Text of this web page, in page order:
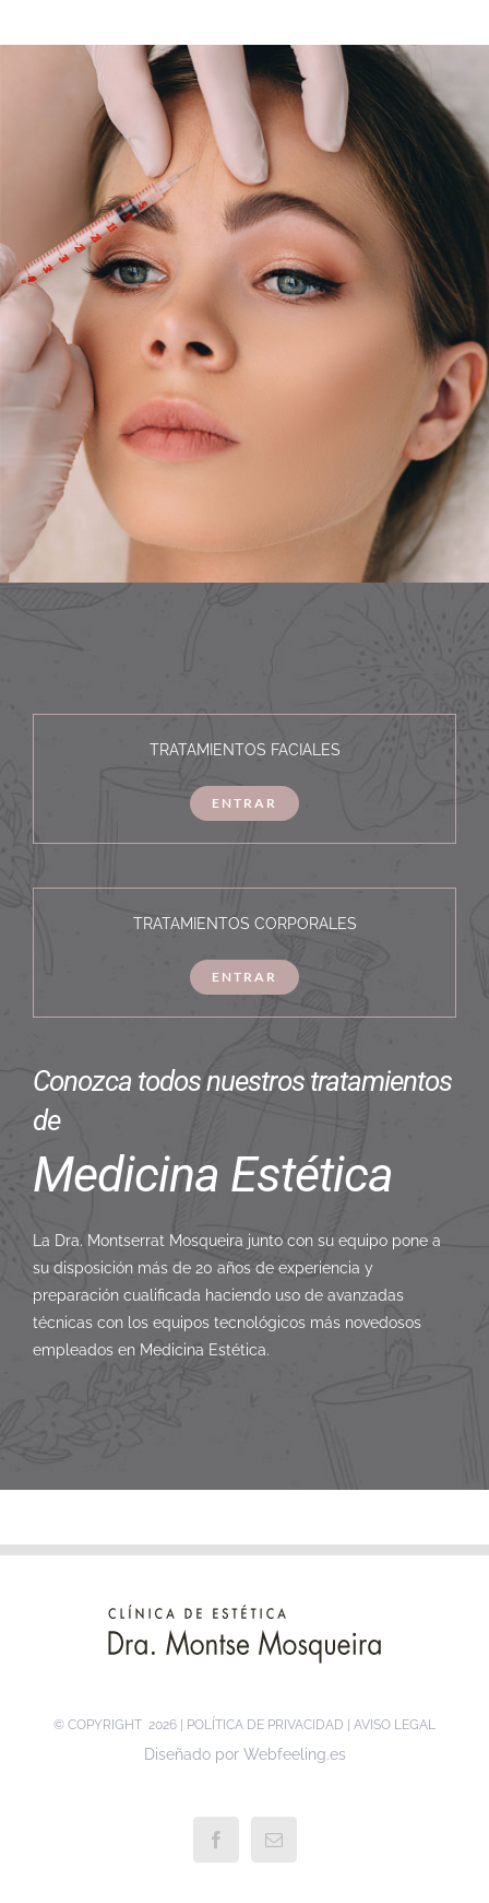
TRATAMIENTOS FACIALES
ENTRAR
TRATAMIENTOS CORPORALES
ENTRAR
Conozca todos nuestros tratamientos
de
Medicina Estética
La Dra. Montserrat Mosqueira junto con su equipo pone a
su disposición más de 20 años de experiencia y
preparación cualificada haciendo uso de avanzadas
técnicas con los equipos tecnológicos más novedosos
empleados en Medicina Estética.
© COPYRIGHT 2026 | POLÍTICA DE PRIVACIDAD AVISO LEGAL
Diseñado por Webfeeling.es